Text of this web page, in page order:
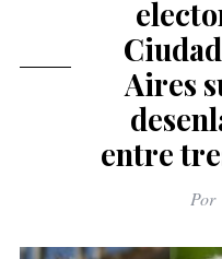
Aires
entre
Por